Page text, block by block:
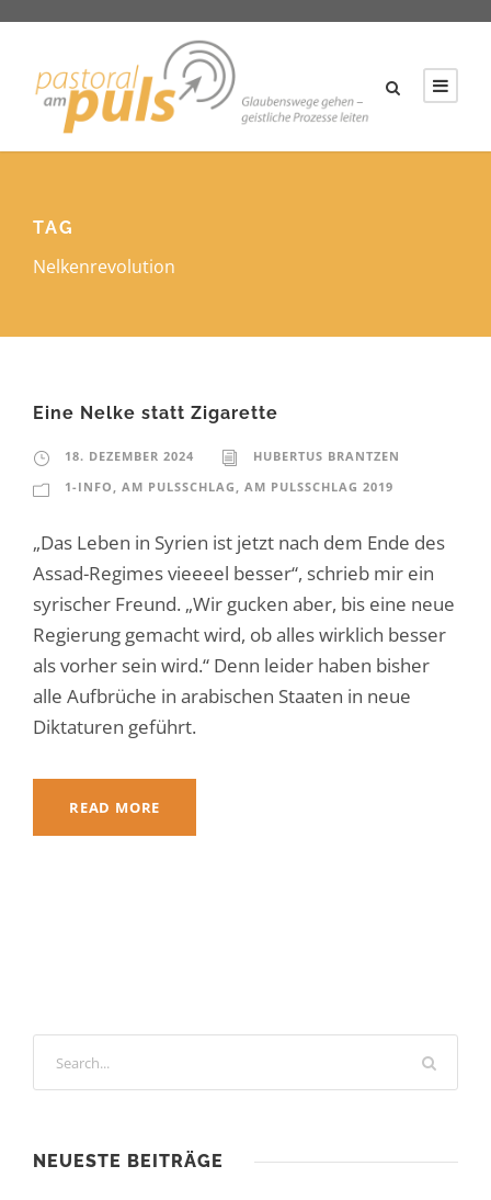
TAG
Nelkenrevolution
Eine Nelke statt Zigarette
18. DEZEMBER 2024
HUBERTUS BRANTZEN
1-INFO , AM PULSSCHLAG , AM PULSSCHLAG 2019
„Das Leben in Syrien ist jetzt nach dem Ende des
Assad-Regimes vieeeel besser“, schrieb mir ein
syrischer Freund. „Wir gucken aber, bis eine neue
Regierung gemacht wird, ob alles wirklich besser
als vorher sein wird.“ Denn leider haben bisher
alle Aufbrüche in arabischen Staaten in neue
Diktaturen geführt.
READ MORE
NEUESTE BEITRÄGE